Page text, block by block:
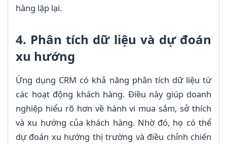
hàng lặp lại.
4. Phân tích dữ liệu và dự đoán
xu hướng
Ứng dụng CRM có khả năng phân tích dữ liệu từ
các hoạt động khách hàng. Điều này giúp doanh
nghiệp hiểu rõ hơn về hành vi mua sắm, sở thích
và xu hướng của khách hàng. Nhờ đó, họ có thể
dự đoán xu hướng thị trường và điều chỉnh chiến